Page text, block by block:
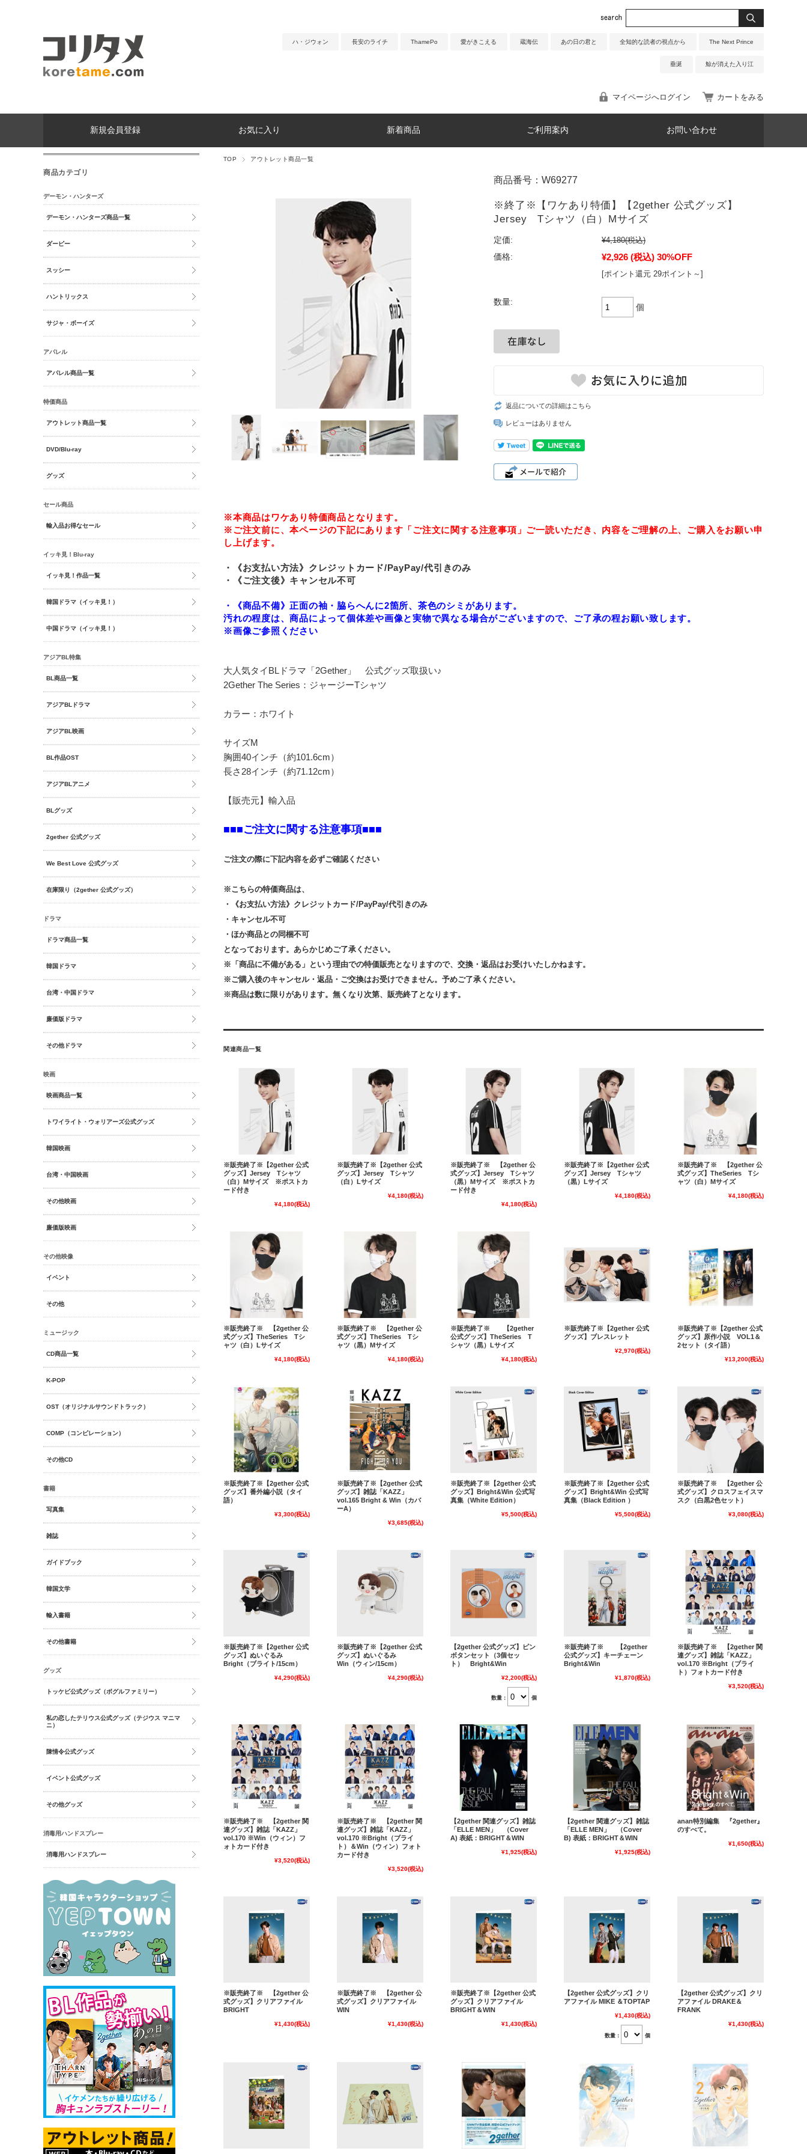
ハ・ジウォン 長安のライチ ThamePo 愛がきこえる 蔵海伝 あの日の君と 全知的な読者の視点から The Next Prince
垂涎 鯨が消えた入り江
マイページへログイン カートをみる
新規会員登録 お気に入り 新着商品 ご利用案内 お問い合わせ
TOP アウトレット商品一覧
商品番号：W69277
※終了※【ワケあり特価】【2gether 公式グッズ】
Jersey Tシャツ（白）Mサイズ
定価: ¥4,180(税込)
価格:
¥2,926 (税込) 30%OFF
[ポイント還元 29ポイント～]
数量:
個
返品についての詳細はこちら
レビューはありません
※本商品はワケあり特価商品となります。
※ご注文前に、本ページの下記にあります「ご注文に関する注意事項」ご一読いただき、内容をご理解の上、ご購入をお願い申
し上げます。
・《お支払い方法》クレジットカード/PayPay/代引きのみ
・《ご注文後》キャンセル不可
・《商品不備》正面の袖・脇らへんに2箇所、茶色のシミがあります。
汚れの程度は、商品によって個体差や画像と実物で異なる場合がございますので、ご了承の程お願い致します。
※画像ご参照ください
大人気タイBLドラマ「2Gether」 公式グッズ取扱い♪
2Gether The Series：ジャージーTシャツ
カラー：ホワイト
サイズM
胸囲40インチ（約101.6cm）
長さ28インチ（約71.12cm）
【販売元】輸入品
■■■ご注文に関する注意事項■■■
ご注文の際に下記内容を必ずご確認ください
※こちらの特価商品は、
・《お支払い方法》クレジットカード/PayPay/代引きのみ
・キャンセル不可
・ほか商品との同梱不可
となっております。あらかじめご了承ください。
※「商品に不備がある」という理由での特価販売となりますので、交換・返品はお受けいたしかねます。
※ご購入後のキャンセル・返品・ご交換はお受けできません。予めご了承ください。
※商品は数に限りがあります。無くなり次第、販売終了となります。
関連商品一覧
※販売終了※【2gether 公式
グッズ】Jersey Tシャツ
（白）Mサイズ ※ポストカ
ード付き
¥4,180(税込)
※販売終了※【2gether 公式
グッズ】Jersey Tシャツ
（白）Lサイズ
¥4,180(税込)
※販売終了※ 【2gether 公
式グッズ】Jersey Tシャツ
（黒）Mサイズ ※ポストカ
ード付き
¥4,180(税込)
※販売終了※【2gether 公式
グッズ】Jersey Tシャツ
（黒）Lサイズ
¥4,180(税込)
※販売終了※ 【2gether 公
式グッズ】TheSeries Tシ
ャツ（白）Mサイズ
¥4,180(税込)
※販売終了※ 【2gether 公
式グッズ】TheSeries Tシ
ャツ（白）Lサイズ
¥4,180(税込)
※販売終了※ 【2gether 公
式グッズ】TheSeries Tシ
ャツ（黒）Mサイズ
¥4,180(税込)
※販売終了※ 【2gether
公式グッズ】TheSeries T
シャツ（黒）Lサイズ
¥4,180(税込)
※販売終了※【2gether 公式
グッズ】ブレスレット
¥2,970(税込)
※販売終了※【2gether 公式
グッズ】原作小説 VOL1＆
2セット（タイ語）
¥13,200(税込)
※販売終了※【2gether 公式
グッズ】番外編小説（タイ
語）
¥3,300(税込)
※販売終了※【2gether 公式
グッズ】雑誌「KAZZ」
vol.165 Bright & Win（カバ
ーA）
¥3,685(税込)
※販売終了※【2gether 公式
グッズ】Bright&Win 公式写
真集（White Edition）
¥5,500(税込)
※販売終了※【2gether 公式
グッズ】Bright&Win 公式写
真集（Black Edition ）
¥5,500(税込)
※販売終了※ 【2gether 公
式グッズ】クロスフェイスマ
スク（白黒2色セット）
¥3,080(税込)
※販売終了※【2gether 公式
グッズ】ぬいぐるみ
Bright（ブライト/15cm）
¥4,290(税込)
※販売終了※【2gether 公式
グッズ】ぬいぐるみ
Win（ウィン/15cm）
¥4,290(税込)
【2gether 公式グッズ】ピン
ボタンセット（3個セッ
ト） Bright&Win
¥2,200(税込)
数量： 個
※販売終了※ 【2gether
公式グッズ】キーチェーン
Bright&Win
¥1,870(税込)
※販売終了※ 【2gether 関
連グッズ】雑誌「KAZZ」
vol.170 ※Bright（ブライ
ト）フォトカード付き
¥3,520(税込)
※販売終了※ 【2gether 関
連グッズ】雑誌「KAZZ」
vol.170 ※Win（ウィン）フ
ォトカード付き
¥3,520(税込)
※販売終了※ 【2gether 関
連グッズ】雑誌「KAZZ」
vol.170 ※Bright（ブライ
ト）＆Win（ウィン）フォト
カード付き
¥3,520(税込)
【2gether 関連グッズ】雑誌
「ELLE MEN」 （Cover
A) 表紙：BRIGHT＆WIN
¥1,925(税込)
【2gether 関連グッズ】雑誌
「ELLE MEN」 （Cover
B) 表紙：BRIGHT＆WIN
¥1,925(税込)
anan特別編集 『2gether』
のすべて。
¥1,650(税込)
※販売終了※ 【2gether 公
式グッズ】クリアファイル
BRIGHT
¥1,430(税込)
※販売終了※ 【2gether 公
式グッズ】クリアファイル
WIN
¥1,430(税込)
※販売終了※【2gether 公式
グッズ】クリアファイル
BRIGHT＆WIN
¥1,430(税込)
【2gether 公式グッズ】クリ
アファイル MIKE ＆TOPTAP
¥1,430(税込)
数量： 個
【2gether 公式グッズ】クリ
アファイル DRAKE＆
FRANK
¥1,430(税込)
商品カテゴリ
デーモン・ハンターズ
デーモン・ハンターズ商品一覧
ダーピー
スッシー
ハントリックス
サジャ・ボーイズ
アパレル
アパレル商品一覧
特価商品
アウトレット商品一覧
DVD/Blu-ray
グッズ
セール商品
輸入品お得なセール
イッキ見！Blu-ray
イッキ見！作品一覧
韓国ドラマ（イッキ見！）
中国ドラマ（イッキ見！）
アジアBL特集
BL商品一覧
アジアBLドラマ
アジアBL映画
BL作品OST
アジアBLアニメ
BLグッズ
2gether 公式グッズ
We Best Love 公式グッズ
在庫限り（2gether 公式グッズ）
ドラマ
ドラマ商品一覧
韓国ドラマ
台湾・中国ドラマ
廉価版ドラマ
その他ドラマ
映画
映画商品一覧
トワイライト・ウォリアーズ公式グッズ
韓国映画
台湾・中国映画
その他映画
廉価版映画
その他映像
イベント
その他
ミュージック
CD商品一覧
K-POP
OST（オリジナルサウンドトラック）
COMP（コンピレーション）
その他CD
書籍
写真集
雑誌
ガイドブック
韓国文学
輸入書籍
その他書籍
グッズ
トッケビ公式グッズ（ボグルファミリー）
私の恋したテリウス公式グッズ（テジウス マニマ
ニ）
陳情令公式グッズ
イベント公式グッズ
その他グッズ
消毒用ハンドスプレー
消毒用ハンドスプレー